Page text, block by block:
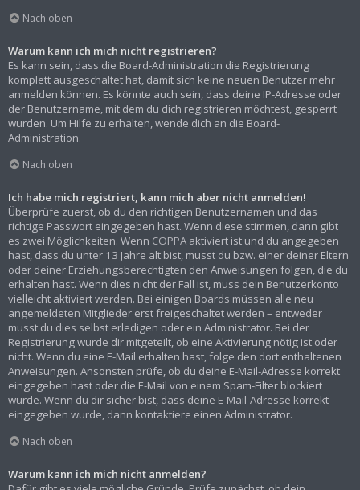
Nach oben
Warum kann ich mich nicht registrieren?
Es kann sein, dass die Board-Administration die Registrierung
komplett ausgeschaltet hat, damit sich keine neuen Benutzer mehr
anmelden können. Es könnte auch sein, dass deine IP-Adresse oder
der Benutzername, mit dem du dich registrieren möchtest, gesperrt
wurden. Um Hilfe zu erhalten, wende dich an die Board-
Administration.
Nach oben
Ich habe mich registriert, kann mich aber nicht anmelden!
Überprüfe zuerst, ob du den richtigen Benutzernamen und das
richtige Passwort eingegeben hast. Wenn diese stimmen, dann gibt
es zwei Möglichkeiten. Wenn COPPA aktiviert ist und du angegeben
hast, dass du unter 13 Jahre alt bist, musst du bzw. einer deiner Eltern
oder deiner Erziehungsberechtigten den Anweisungen folgen, die du
erhalten hast. Wenn dies nicht der Fall ist, muss dein Benutzerkonto
vielleicht aktiviert werden. Bei einigen Boards müssen alle neu
angemeldeten Mitglieder erst freigeschaltet werden – entweder
musst du dies selbst erledigen oder ein Administrator. Bei der
Registrierung wurde dir mitgeteilt, ob eine Aktivierung nötig ist oder
nicht. Wenn du eine E-Mail erhalten hast, folge den dort enthaltenen
Anweisungen. Ansonsten prüfe, ob du deine E-Mail-Adresse korrekt
eingegeben hast oder die E-Mail von einem Spam-Filter blockiert
wurde. Wenn du dir sicher bist, dass deine E-Mail-Adresse korrekt
eingegeben wurde, dann kontaktiere einen Administrator.
Nach oben
Warum kann ich mich nicht anmelden?